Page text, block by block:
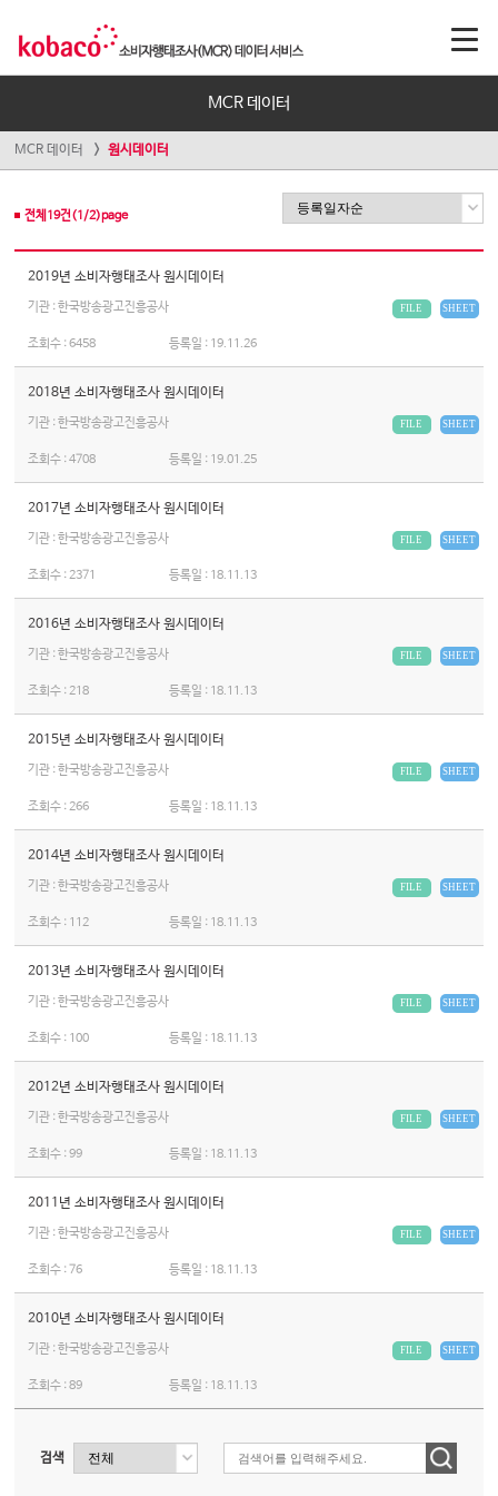
MCR 데이터
MCR 데이터 원시데이터
전체 19건(1 /2)page
2019년 소비자행태조사 원시데이터
기관 : 한국방송광고진흥공사 SHEET
FILE
조회수 :6458 등록일 : 19.11.26
2018년 소비자행태조사 원시데이터
기관 : 한국방송광고진흥공사 SHEET
FILE
조회수 :4708 등록일 : 19.01.25
2017년 소비자행태조사 원시데이터
기관 : 한국방송광고진흥공사 SHEET
FILE
조회수 :2371 등록일 : 18.11.13
2016년 소비자행태조사 원시데이터
기관 : 한국방송광고진흥공사 SHEET
FILE
조회수 :218 등록일 : 18.11.13
2015년 소비자행태조사 원시데이터
기관 : 한국방송광고진흥공사 SHEET
FILE
조회수 :266 등록일 : 18.11.13
2014년 소비자행태조사 원시데이터
기관 : 한국방송광고진흥공사 SHEET
FILE
조회수 : 112 등록일 : 18.11.13
2013년 소비자행태조사 원시데이터
기관 : 한국방송광고진흥공사 SHEET
FILE
조회수 : 100 등록일 : 18.11.13
2012년 소비자행태조사 원시데이터
기관 : 한국방송광고진흥공사 SHEET
FILE
조회수 :99 등록일 : 18.11.13
2011년 소비자행태조사 원시데이터
기관 : 한국방송광고진흥공사 SHEET
FILE
조회수 :76 등록일 : 18.11.13
2010년 소비자행태조사 원시데이터
기관 : 한국방송광고진흥공사 SHEET
FILE
조회수 :89 등록일 : 18.11.13
검색